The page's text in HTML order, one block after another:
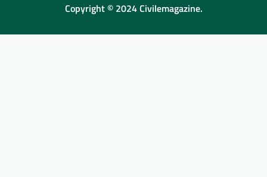
Copyright © 2024 Civilemagazine.